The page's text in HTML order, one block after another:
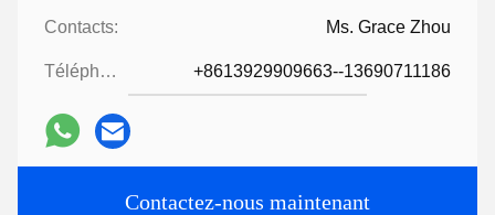
Contacts: Ms. Grace Zhou
Téléphone: +8613929909663--13690711186
Contactez-nous maintenant